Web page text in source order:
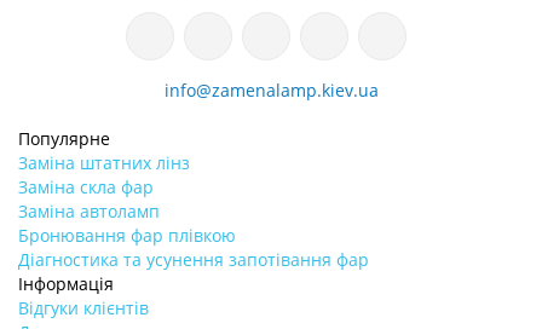
info@zamenalamp.kiev.ua
Популярне
Заміна штатних лінз
Заміна скла фар
Заміна автоламп
Бронювання фар плівкою
Діагностика та усунення запотівання фар
Інформація
Відгуки клієнтів